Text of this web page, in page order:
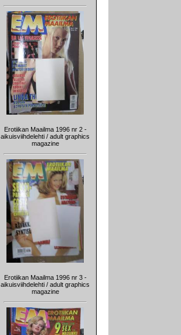
Erotiikan Maailma 1996 nr 2 -
aikuisviihdelehti / adult graphics
magazine
Erotiikan Maailma 1996 nr 3 -
aikuisviihdelehti / adult graphics
magazine